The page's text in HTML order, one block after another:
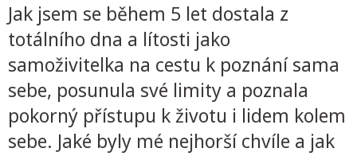
Jak jsem se během 5 let dostala z
totálního dna a lítosti jako
samoživitelka na cestu k poznání sama
sebe, posunula své limity a poznala
pokorný přístupu k životu i lidem kolem
sebe. Jaké byly mé nejhorší chvíle a jak